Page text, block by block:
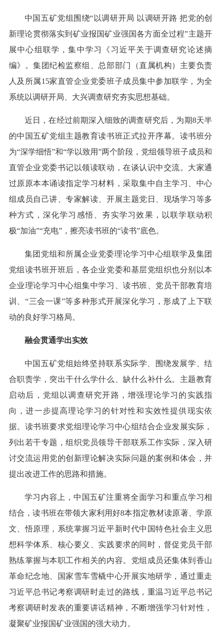
中国五矿党组围绕“以调研开局 以调研开路 把党的创
新理论贯彻落实到矿业报国矿业强国各方面全过程”主题开
展中心组联学，集中学习《习近平关于调查研究论述摘
编》。集团纪检监察组、总部部门（直属机构）主要负责
人及所属15家直管企业党委班子成员集中参加联学，为全
系统以调研开局、大兴调查研究夯实思想基础。
近日，在经过前期深入细致的调查研究后，为期8天半
的中国五矿党组主题教育读书班正式拉开序幕。读书班分
为“深学细悟”和“学以致用”两个阶段，党组领导班子成员和
直管企业党委书记以领读联动，在谈认识中交流。大家通
过原原本本诵读指定学习材料，采取集中自主学习、中心
组成员自己讲、专家解读、开展主题党日、现场学习等多
种方式，深化学习感悟、夯实学习效果，以联学联动积
极“加油”“充电”，擦亮读书班的“读书”底色。
集团党组和所属企业党委理论学习中心组联学及集团
党组读书班开班后，各企业党委和基层党组织也分别以本
企业理论学习中心组集中学习、读书班、党员干部教育培
训、“三会一课”等多种形式开展深化学习，形成了上下联
动的良好学习格局。
融会贯通学出实效
中国五矿党组始终坚持联系实际学、围绕发展学、结
合职责学，突出干什么学什么、缺什么补什么。主题教育
启动后，党组以调查研究开路，增强理论学习的实践指
向，进一步提高理论学习的针对性和实效性提供现实依
据。读书班要求党组理论学习中心组结合企业发展实际，
列出若干专题，组织党员领导干部联系工作实际，深入研
讨交流运用党的创新理论解决实际问题的案例和体会，并
提出改进工作的思路和措施。
学习内容上，中国五矿注重将全面学习和重点学习相
结合，读书班在带领大家利用好8本指定教材读原著、学原
文、悟原理，系统掌握习近平新时代中国特色社会主义思
想科学体系、核心要义、实践要求的同时，督促党员干部
熟练掌握与本职工作相关的内容。党组成员还集体到香山
革命纪念地、国家雪车雪橇中心开展实地研学，通过重走
习近平总书记考察调研时走过的路线，重温习近平总书记
考察调研时发表的重要讲话精神，不断增强学习针对性，
凝聚矿业报国矿业强国的强大动力。